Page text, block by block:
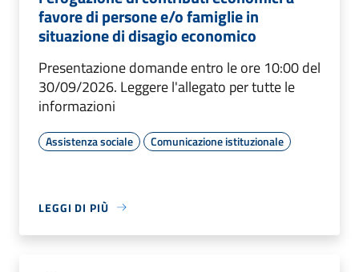
favore di persone e/o famiglie in
situazione di disagio economico
Presentazione domande entro le ore 10:00 del
30/09/2026. Leggere l'allegato per tutte le
informazioni
Assistenza sociale Comunicazione istituzionale
LEGGI DI PIÙ